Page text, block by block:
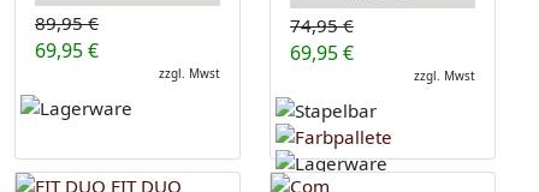
89,95 €
69,95 €
zzgl. Mwst
74,95 €
69,95 €
zzgl. Mwst